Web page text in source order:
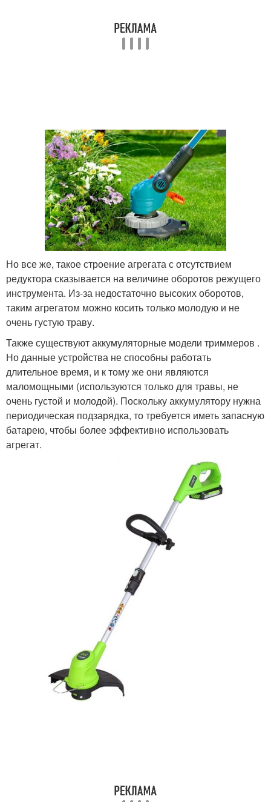
Но все же, такое строение агрегата с отсутствием
редуктора сказывается на величине оборотов режущего
инструмента. Из-за недостаточно высоких оборотов,
таким агрегатом можно косить только молодую и не
очень густую траву.
Также существуют аккумуляторные модели триммеров .
Но данные устройства не способны работать
длительное время, и к тому же они являются
маломощными (используются только для травы, не
очень густой и молодой). Поскольку аккумулятору нужна
периодическая подзарядка, то требуется иметь запасную
батарею, чтобы более эффективно использовать
агрегат.